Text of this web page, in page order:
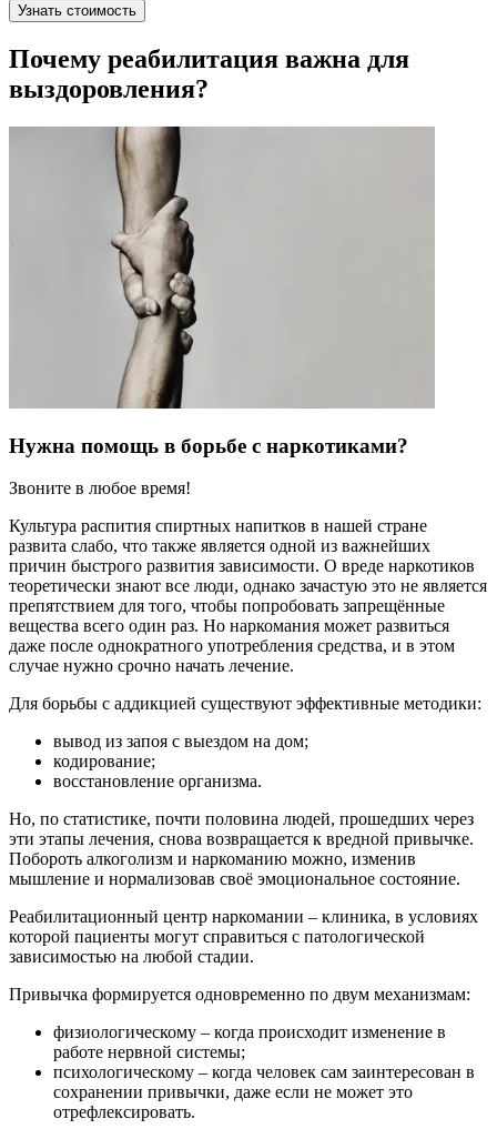
Узнать стоимость
Почему реабилитация важна для
выздоровления?
Нужна помощь в борьбе с наркотиками?
Звоните в любое время!
Культура распития спиртных напитков в нашей стране
развита слабо, что также является одной из важнейших
причин быстрого развития зависимости. О вреде наркотиков
теоретически знают все люди, однако зачастую это не является
препятствием для того, чтобы попробовать запрещённые
вещества всего один раз. Но наркомания может развиться
даже после однократного употребления средства, и в этом
случае нужно срочно начать лечение.
Для борьбы с аддикцией существуют эффективные методики:
вывод из запоя с выездом на дом;
кодирование;
восстановление организма.
Но, по статистике, почти половина людей, прошедших через
эти этапы лечения, снова возвращается к вредной привычке.
Побороть алкоголизм и наркоманию можно, изменив
мышление и нормализовав своё эмоциональное состояние.
Реабилитационный центр наркомании – клиника, в условиях
которой пациенты могут справиться с патологической
зависимостью на любой стадии.
Привычка формируется одновременно по двум механизмам:
физиологическому – когда происходит изменение в
работе нервной системы;
психологическому – когда человек сам заинтересован в
сохранении привычки, даже если не может это
отрефлексировать.